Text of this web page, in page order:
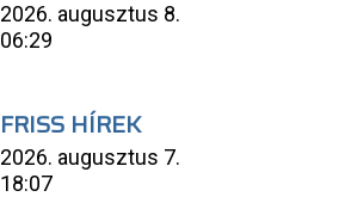
2026. augusztus 8.
06:29
FRISS HÍREK
2026. augusztus 7.
18:07